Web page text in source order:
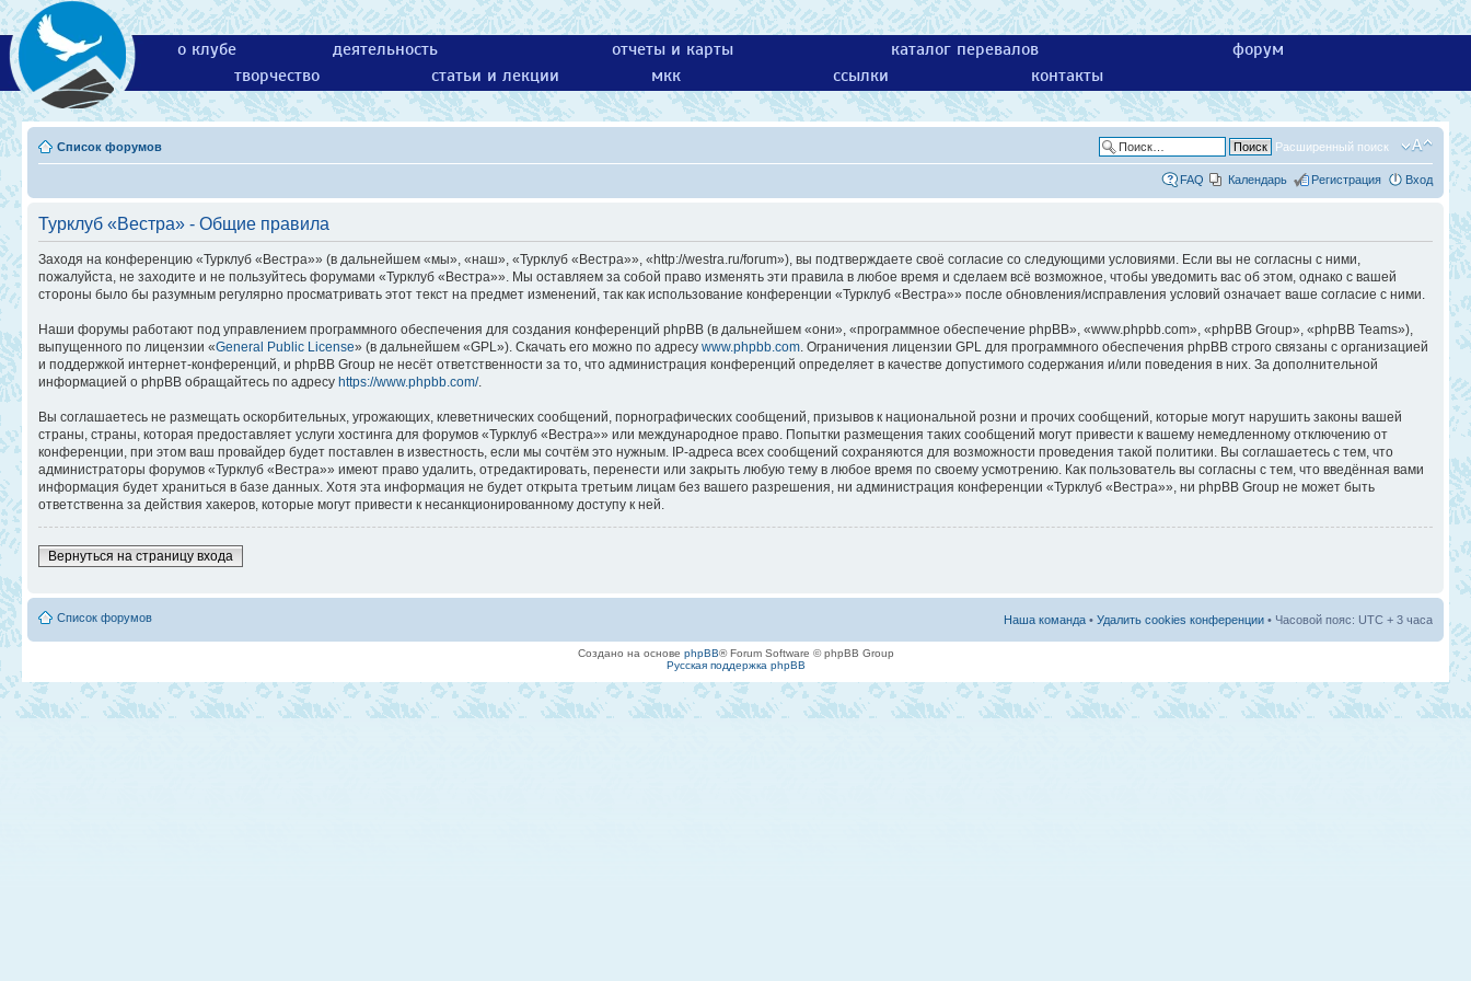
о клубе деятельность отчеты и карты каталог перевалов
форум
творчество
статьи и лекции мкк ссылки контакты
Список форумов Расширенный поиск
FAQ Календарь Регистрация Вход
Турклуб «Вестра» - Общие правила
Заходя на конференцию «Турклуб «Вестра»» (в дальнейшем «мы», «наш», «Турклуб «Вестра»», «http://westra.ru/forum»), вы подтверждаете своё согласие со следующими условиями. Если вы не согласны с ними,
пожалуйста, не заходите и не пользуйтесь форумами «Турклуб «Вестра»». Мы оставляем за собой право изменять эти правила в любое время и сделаем всё возможное, чтобы уведомить вас об этом, однако с вашей
стороны было бы разумным регулярно просматривать этот текст на предмет изменений, так как использование конференции «Турклуб «Вестра»» после обновления/исправления условий означает ваше согласие с ними.
Наши форумы работают под управлением программного обеспечения для создания конференций phpBB (в дальнейшем «они», «программное обеспечение phpBB», «www.phpbb.com», «phpBB Group», «phpBB Teams»),
выпущенного по лицензии «General Public License» (в дальнейшем «GPL»). Скачать его можно по адресу www.phpbb.com . Ограничения лицензии GPL для программного обеспечения phpBB строго связаны с организацией
и поддержкой интернет-конференций, и phpBB Group не несёт ответственности за то, что администрация конференций определяет в качестве допустимого содержания и/или поведения в них. За дополнительной
информацией о phpBB обращайтесь по адресу https://www.phpbb.com/.
Вы соглашаетесь не размещать оскорбительных, угрожающих, клеветнических сообщений, порнографических сообщений, призывов к национальной розни и прочих сообщений, которые могут нарушить законы вашей
страны, страны, которая предоставляет услуги хостинга для форумов «Турклуб «Вестра»» или международное право. Попытки размещения таких сообщений могут привести к вашему немедленному отключению от
конференции, при этом ваш провайдер будет поставлен в известность, если мы сочтём это нужным. IP-адреса всех сообщений сохраняются для возможности проведения такой политики. Вы соглашаетесь с тем, что
администраторы форумов «Турклуб «Вестра»» имеют право удалить, отредактировать, перенести или закрыть любую тему в любое время по своему усмотрению. Как пользователь вы согласны с тем, что введённая вами
информация будет храниться в базе данных. Хотя эта информация не будет открыта третьим лицам без вашего разрешения, ни администрация конференции «Турклуб «Вестра»», ни phpBB Group не может быть
ответственна за действия хакеров, которые могут привести к несанкционированному доступу к ней.
Вернуться на страницу входа
Список форумов Наша команда • Удалить cookies конференции • Часовой пояс: UTC + 3 часа
Создано на основе phpBB® Forum Software © phpBB Group
Русская поддержка phpBB